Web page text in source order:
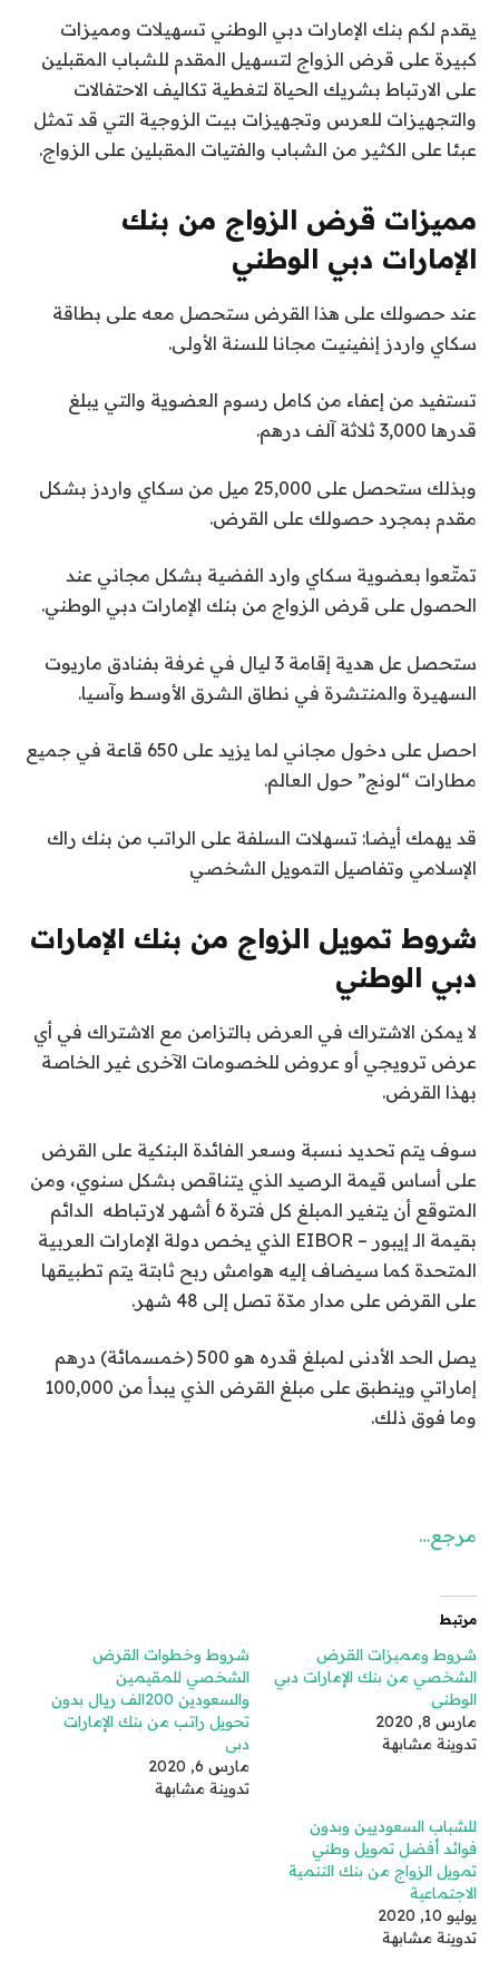
يقدم لكم بنك الإمارات دبي الوطني تسهيلات ومميزات
كبيرة على قرض الزواج لتسهيل المقدم للشباب المقبلين
على الارتباط بشريك الحياة لتغطية تكاليف الاحتفالات
والتجهيزات للعرس وتجهيزات بيت الزوجية التي قد تمثل
عبئا على الكثير من الشباب والفتيات المقبلين على الزواج.
مميزات قرض الزواج من بنك
الإمارات دبي الوطني
عند حصولك على هذا القرض ستحصل معه على بطاقة
سكاي واردز إنفينيت مجانا للسنة الأولى.
تستفيد من إعفاء من كامل رسوم العضوية والتي يبلغ
قدرها 3,000 ثلاثة آلف درهم.
وبذلك ستحصل على 25,000 ميل من سكاي واردز بشكل
مقدم بمجرد حصولك على القرض.
تمتّعوا بعضوية سكاي وارد الفضية بشكل مجاني عند
الحصول على قرض الزواج من بنك الإمارات دبي الوطني.
ستحصل عل هدية إقامة 3 ليال في غرفة بفنادق ماريوت
السهيرة والمنتشرة في نطاق الشرق الأوسط وآسيا.
احصل على دخول مجاني لما يزيد على 650 قاعة في جميع
مطارات “لونج” حول العالم.
قد يهمك أيضا: تسهلات السلفة على الراتب من بنك راك
الإسلامي وتفاصيل التمويل الشخصي
شروط تمويل الزواج من بنك الإمارات
دبي الوطني
لا يمكن الاشتراك في العرض بالتزامن مع الاشتراك في أي
عرض ترويجي أو عروض للخصومات الآخرى غير الخاصة
بهذا القرض.
سوف يتم تحديد نسبة وسعر الفائدة البنكية على القرض
على أساس قيمة الرصيد الذي يتناقص بشكل سنوي، ومن
المتوقع أن يتغير المبلغ كل فترة 6 أشهر لارتباطه الدائم
بقيمة الـ إيبور – EIBOR الذي يخص دولة الإمارات العربية
المتحدة كما سيضاف إليه هوامش ربح ثابتة يتم تطبيقها
على القرض على مدار مدّة تصل إلى 48 شهر.
يصل الحد الأدنى لمبلغ قدره هو 500 (خمسمائة) درهم
إماراتي وينطبق على مبلغ القرض الذي يبدأ من 100,000
وما فوق ذلك.
مرجع…
مرتبط
شروط ومميزات القرض
الشخصي من بنك الإمارات دبي
الوطني
مارس 8, 2020
تدوينة مشابهة
شروط وخطوات القرض
الشخصي للمقيمين
والسعودين 200الف ريال بدون
تحويل راتب من بنك الإمارات
دبي
مارس 6, 2020
تدوينة مشابهة
للشباب السعوديين وبدون
فوائد أفضل تمويل وطني
تمويل الزواج من بنك التنمية
الاجتماعية
يوليو 10, 2020
تدوينة مشابهة